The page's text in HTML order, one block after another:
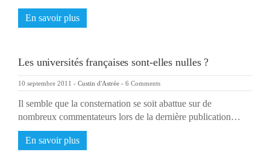
En savoir plus
Les universités françaises sont-elles nulles ?
10 septembre 2011 - Custin d'Astrée - 6 Comments
Il semble que la consternation se soit abattue sur de
nombreux commentateurs lors de la dernière publication…
En savoir plus